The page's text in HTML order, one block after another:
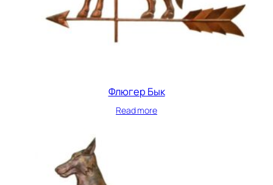
Флюгер Бык
Read more